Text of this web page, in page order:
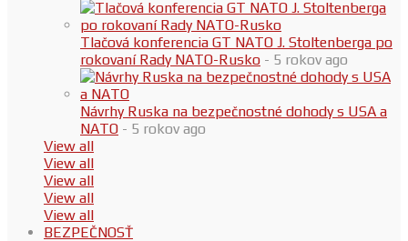
Tlačová konferencia GT NATO J. Stoltenberga po
rokovaní Rady NATO-Rusko - 5 rokov ago
Návrhy Ruska na bezpečnostné dohody s USA a
NATO - 5 rokov ago
View all
View all
View all
View all
View all
BEZPEČNOSŤ